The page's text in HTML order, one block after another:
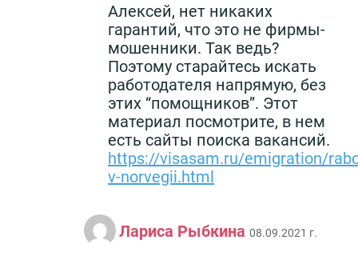
Алексей, нет никаких
гарантий, что это не фирмы-
мошенники. Так ведь?
Поэтому старайтесь искать
работодателя напрямую, без
этих “помощников”. Этот
материал посмотрите, в нем
есть сайты поиска вакансий.
https://visasam.ru/emigration/
v-norvegii.html
Лариса Рыбкина 08.09.2021 г.